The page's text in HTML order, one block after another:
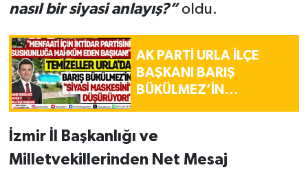
nasıl bir siyasi anlayış?”oldu.
AK PARTİ URLA İLÇE
BAŞKANI BARIŞ
BÜKÜLMEZ’İN
İzmir İl Başkanlığı ve
Milletvekillerinden Net Mesaj